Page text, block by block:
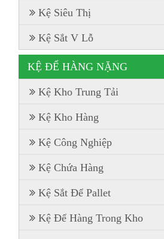
Kệ Siêu Thị
Kệ Sắt V Lỗ
KỆ ĐỂ HÀNG NẶNG
Kệ Kho Trung Tải
Kệ Kho Hàng
Kệ Công Nghiệp
Kệ Chứa Hàng
Kệ Sắt Để Pallet
Kệ Để Hàng Trong Kho